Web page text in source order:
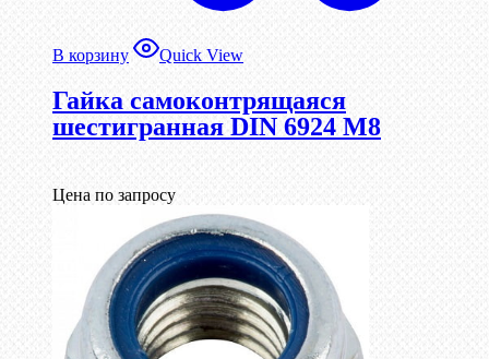
В корзину Quick View
Гайка самоконтрящаяся
шестигранная DIN 6924 М8
Цена по запросу